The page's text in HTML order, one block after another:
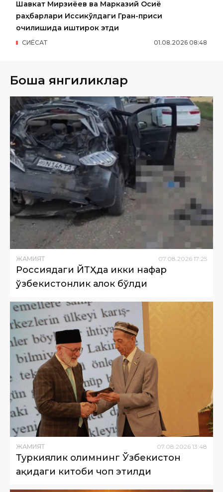
Шавкат Мирзиёев ва Марказий Осиё
раҳбарлари Иссиқкўлдаги Гран-приси
очилишида иштирок этди
01.08.2026 08:48
СИËСАТ
Бошқа янгиликлар
ЖАМИЯТ 07 08 2026 17:25
Россиядаги ЙТҲда икки нафар
ўзбекистонлик ҳалок бўлди
ЖАМИЯТ 07.08.2026 13:48
Туркиялик олимнинг Ўзбекистон
ҳақидаги китоби чоп этилди